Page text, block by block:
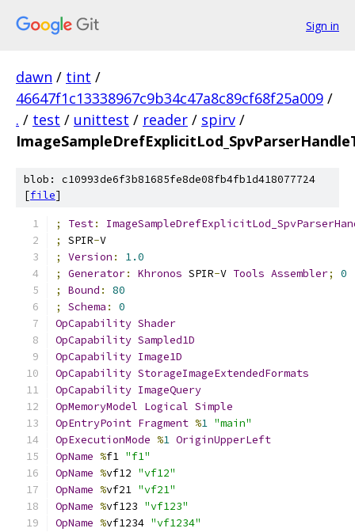
Sign in
dawn / tint /
46647f1c13338967c9b34c47a8c89cf68f25a009 /
. / test / unittest / reader / spirv /
blob: c10993de6f3b81685fe8de08fb4fb1d418077724
[file]
; Test:
;
SPIR-V
;
Version :
1.0
;
Generator: Khronos SPIR-V Tools Assembler;
0
;
Bound :
80
;
Schema :
0
OpCapability Shader
OpCapability Sampled1D
OpCapability Image1D
OpCapability StorageImageExtendedFormats
OpCapability ImageQuery
OpMemoryModel Logical Simple
OpEntryPoint Fragment %1 "main"
OpExecutionMode %1 OriginUpperLeft
OpName %f1 "f1"
OpName %vf12 "vf12"
OpName %vf21 "vf21"
OpName %vf123 "vf123"
OpName %vf1234 "vf1234"